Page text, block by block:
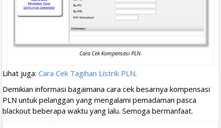
Cara Cek Kompensasi PLN.
Lihat juga: Cara Cek Tagihan Listrik PLN.
Demikian informasi bagaimana cara cek besarnya kompensasi
PLN untuk pelanggan yang mengalami pemadaman pasca
blackout beberapa waktu yang lalu. Semoga bermanfaat.